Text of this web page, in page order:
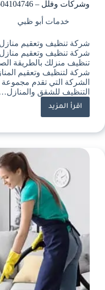
وشركات وفلل – 0504104746
خدمات أبو ظبي
شركة تنظيف وتعقيم
شركة تنظيف وتعقيم
تنظيف منزلك بالطريقة
شركة لتنظيف وتعقيم
الشركة التي تقدم
التنظيف للشقق
اقرأ المزيد